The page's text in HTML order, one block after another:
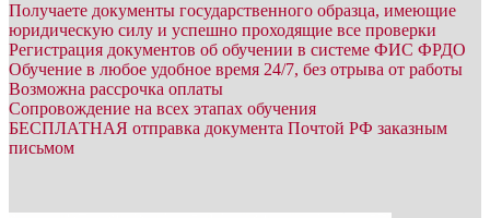
Получаете документы государственного образца, имеющие
юридическую силу и успешно проходящие все проверки
Регистрация документов об обучении в системе ФИС ФРДО
Обучение в любое удобное время 24/7, без отрыва от работы
Возможна рассрочка оплаты
Сопровождение на всех этапах обучения
БЕСПЛАТНАЯ отправка документа Почтой РФ заказным
письмом